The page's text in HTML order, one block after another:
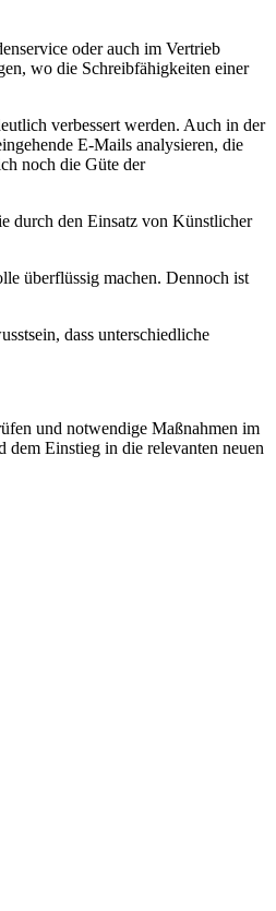
oder auch im Vertrieb
wo die Schreibfähigkeiten einer
verbessert werden. Auch in der
E-Mails analysieren, die
noch die Güte der
durch den Einsatz von Künstlicher
überflüssig machen. Dennoch ist
dass unterschiedliche
und notwendige Maßnahmen im
Einstieg in die relevanten neuen